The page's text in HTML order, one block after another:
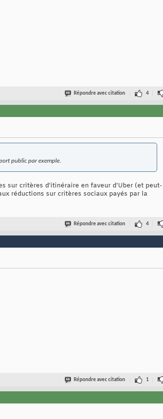
Répondre avec citation 4
public par exemple.
sur critères d'itinéraire en faveur d'Uber (et peut-
réductions sur critères sociaux payés par la
Répondre avec citation 4
Répondre avec citation 1